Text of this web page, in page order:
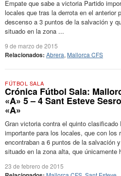
Empate que sabe a victoria Partido
locales que tras la derrota en el anterior
descenso a 3 puntos de la salvación y
situado en la zona ...
9 de marzo de 2015
Relacionados: Abrera, Mallorca CFS
FÚTBOL SALA
Crónica Fútbol Sala:
«A» 5 – 4 Sant Esteve
«A»
Gran victoria contra el quinto clasificado
importante para los locales, que con los
encontraban a 6 puntos de la salvación
situado en la zona alta, que únicamente
23 de febrero de 2015